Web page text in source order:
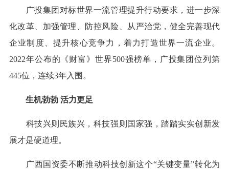
广投集团对标世界一流管理提升行动要求，进一步深
化改革、加强管理、防控风险、从严治党，健全完善现代
企业制度、提升核心竞争力，着力打造世界一流企业。
2022年公布的《财富》世界500强榜单，广投集团位列第
445位，连续3年入围。
生机勃勃 活力更足
科技兴则民族兴，科技强则国家强，踏踏实实创新发
展才是硬道理。
广西国资委不断推动科技创新这个“关键变量”转化为